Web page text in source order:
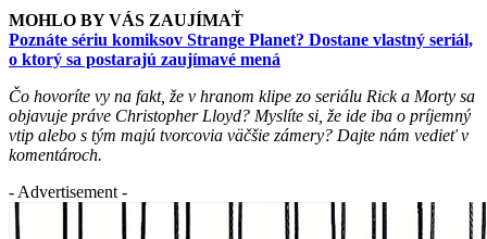
MOHLO BY VÁS ZAUJÍMAŤ
Poznáte sériu komiksov Strange Planet? Dostane vlastný seriál,
o ktorý sa postarajú zaujímavé mená
Čo hovoríte vy na fakt, že v hranom klipe zo seriálu Rick a Morty sa
objavuje práve Christopher Lloyd? Myslíte si, že ide iba o príjemný
vtip alebo s tým majú tvorcovia väčšie zámery? Dajte nám vedieť v
komentároch.
- Advertisement -